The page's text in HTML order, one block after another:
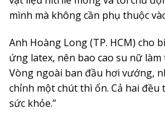
mình mà không cần phụ thuộc
Anh Hoàng Long (TP. HCM) cho
ứng latex, nên bao cao su nữ
Vòng ngoài ban đầu hơi vướng,
chỉnh một chút thì ổn. Cả hai đều
sức khỏe.”